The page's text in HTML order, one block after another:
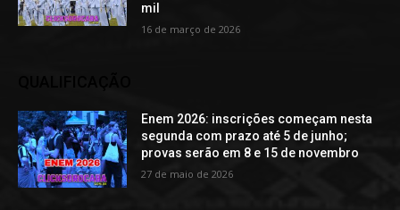
mil
16 de março de 2026
Enem 2026: inscrições começam nesta
segunda com prazo até 5 de junho;
provas serão em 8 e 15 de novembro
27 de maio de 2026